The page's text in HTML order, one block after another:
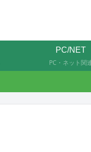
PC/NET
PC・ネット関